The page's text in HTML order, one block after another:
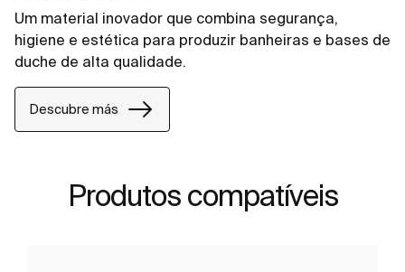
Um material inovador que combina segurança,
higiene e estética para produzir banheiras e bases de
duche de alta qualidade.
Descubre más
Produtos compatíveis